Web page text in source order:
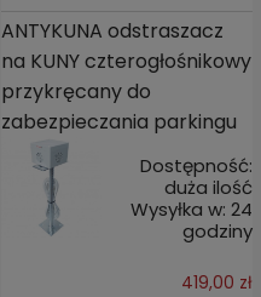
ANTYKUNA odstraszacz
na KUNY czterogłośnikowy
przykręcany do
zabezpieczania parkingu
Dostępność:
duża ilość
Wysyłka w: 24
godziny
419,00 zł